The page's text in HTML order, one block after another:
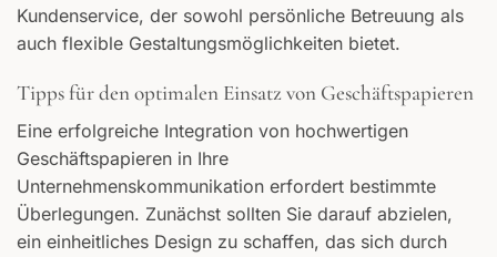
Kundenservice, der sowohl persönliche Betreuung als
auch flexible Gestaltungsmöglichkeiten bietet.
Tipps für den optimalen Einsatz von Geschäftspapieren
Eine erfolgreiche Integration von hochwertigen
Geschäftspapieren in Ihre
Unternehmenskommunikation erfordert bestimmte
Überlegungen. Zunächst sollten Sie darauf abzielen,
ein einheitliches Design zu schaffen, das sich durch